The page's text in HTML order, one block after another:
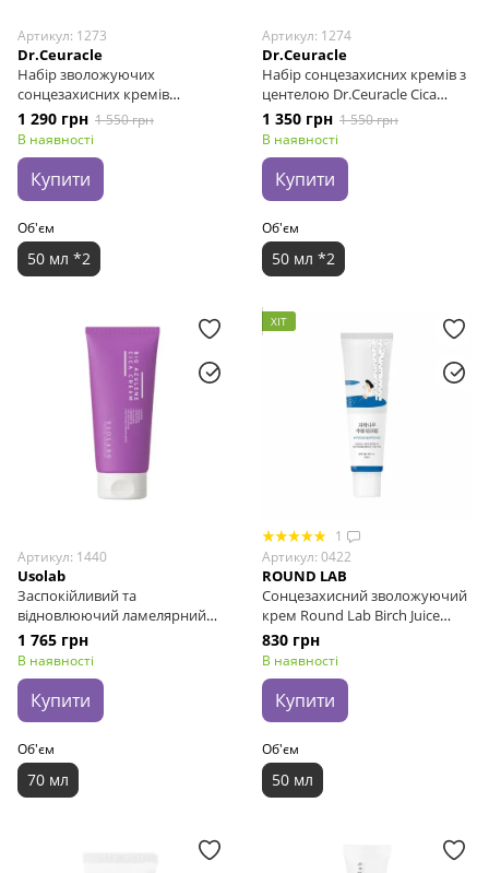
Артикул: 1273
Dr.Ceuracle
Набір зволожуючих
сонцезахисних кремів
Dr.Ceuracle Hyal Reyouth Moist
Sun Duo Set, 2 в 1
1 290 грн 1 550 грн
В наявності
Купити
Об'єм
50 мл *2
Артикул: 1274
Dr.Ceuracle
Набір сонцезахисних кремів з
центелою Dr.Ceuracle Cica
Regen Vegan Sun Set DUO, 2 в 1
1 350 грн 1 550 грн
В наявності
Купити
Об'єм
50 мл *2
Артикул: 1440
Usolab
Заспокійливий та
відновлюючий ламелярний
крем Usolab Bio Azulene Cica
Cream, 70 мл
1 765 грн
В наявності
Купити
Об'єм
70 мл
ХІТ
1
Артикул: 0422
ROUND LAB
Сонцезахисний зволожуючий
крем Round Lab Birch Juice
Moisturizing Sunscreen SPF50+
PA++++, 50 мл
830 грн
В наявності
Купити
Об'єм
50 мл